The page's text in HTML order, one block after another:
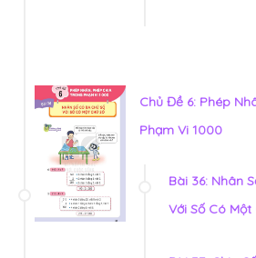
Chủ Đề 6: Phép
Phạm Vi 1000
Bài 36: Nhân
Với Số Có Một